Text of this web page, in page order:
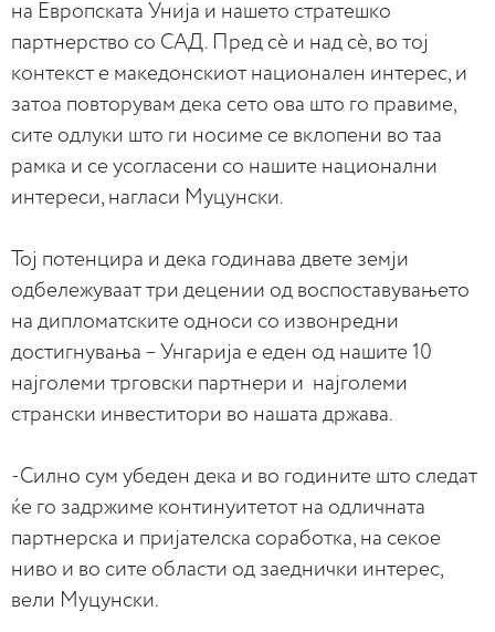
на Европската Унија и нашето стратешко
партнерство со САД. Пред сѐ и над сѐ, во тој
контекст е македонскиот национален интерес, и
затоа повторувам дека сето ова што го правиме,
сите одлуки што ги носиме се вклопени во таа
рамка и се усогласени со нашите национални
интереси, нагласи Муцунски.
Тој потенцира и дека годинава двете земји
одбележуваат три децении од воспоставувањето
на дипломатските односи со извонредни
достигнувања – Унгарија е еден од нашите 10
најголеми трговски партнери и најголеми
странски инвеститори во нашата држава.
-Силно сум убеден дека и во годините што следат
ќе го задржиме континуитетот на одличната
партнерска и пријателска соработка, на секое
ниво и во сите области од заеднички интерес,
вели Муцунски.